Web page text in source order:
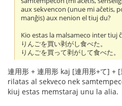
aux sekvencon (unue mi aĉetis,
manĝis) aux nenion el tiuj du?
Kio estas la malsameco inter tiuj
りんごを買い剥がし食べた。
りんごを買って剥がして食べた。
連用形 + 連用形 kaj [連用形+て] +
rilatas al sekveco nek
kiuj estas memstaraj unu la alia.